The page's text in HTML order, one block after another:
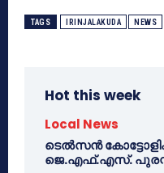
TAGS IRINJALAKUDA NEWS
Hot this week
Local News
ടെൽസൻ
ജെ.എഫ്.എസ്.